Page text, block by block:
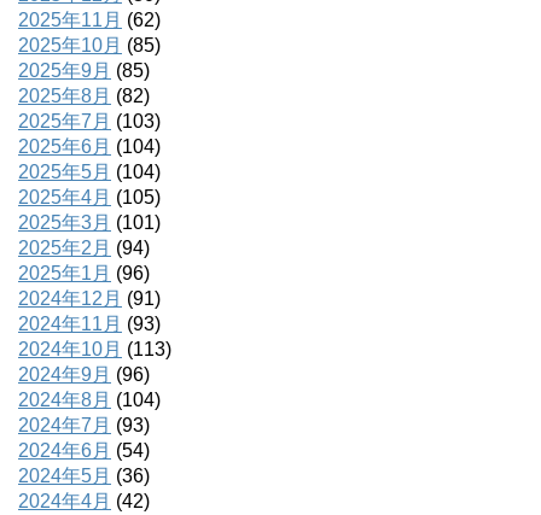
2025年11月 (62)
2025年10月 (85)
2025年9月 (85)
2025年8月 (82)
2025年7月 (103)
2025年6月 (104)
2025年5月 (104)
2025年4月 (105)
2025年3月 (101)
2025年2月 (94)
2025年1月 (96)
2024年12月 (91)
2024年11月 (93)
2024年10月 (113)
2024年9月 (96)
2024年8月 (104)
2024年7月 (93)
2024年6月 (54)
2024年5月 (36)
2024年4月 (42)